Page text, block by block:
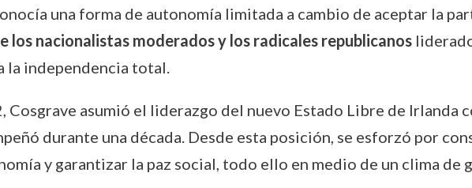
una forma de autonomía limitada a cambio de aceptar la
los nacionalistas moderados y los radicales republicanos
la independencia total.
Cosgrave asumió el liderazgo del nuevo Estado Libre de Irlanda
durante una década. Desde esta posición, se esforzó por
y garantizar la paz social, todo ello en medio de un clima